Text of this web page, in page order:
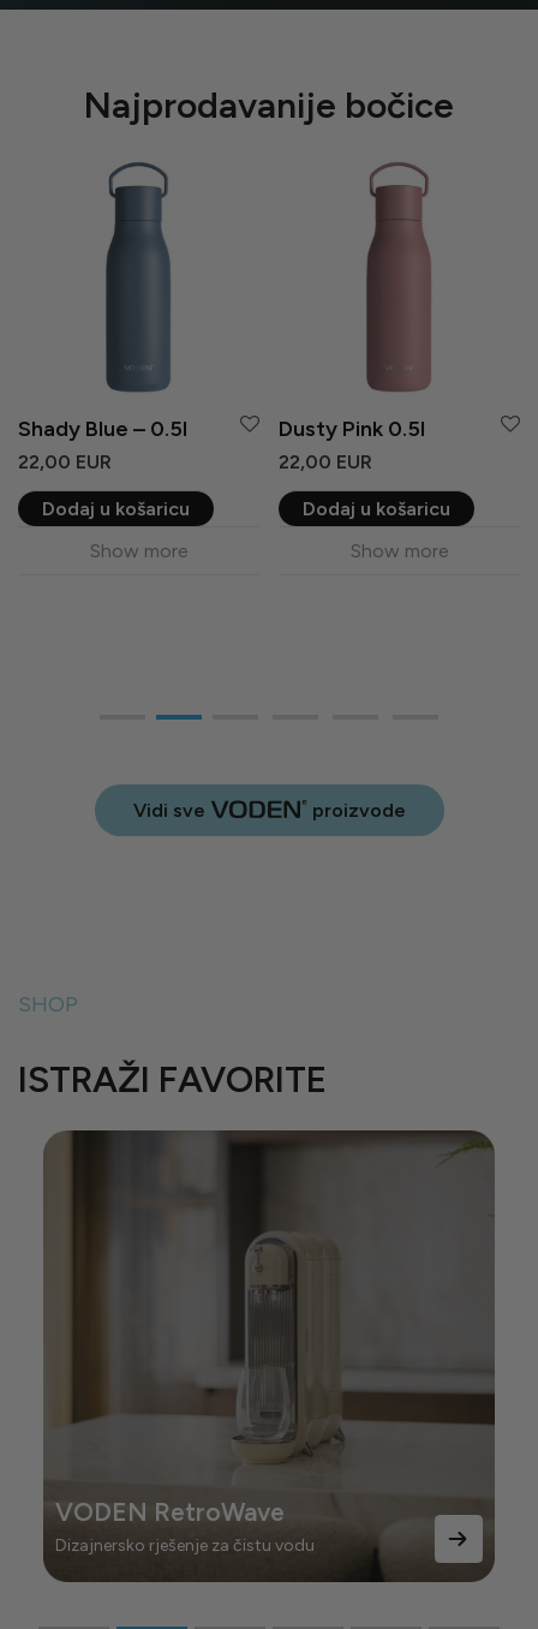
Najprodavanije bočice
Dusty Pink 0.75l
24,00EUR
Dodaj u košaricu
Show more
Black Powder 0.75l
24,00EUR
Dodaj u košaricu
Show more
Vidi sve proizvode
SHOP
ISTRAŽI FAVORITE
VODEN RetroWave
Dizajnersko rješenje za čistu vodu